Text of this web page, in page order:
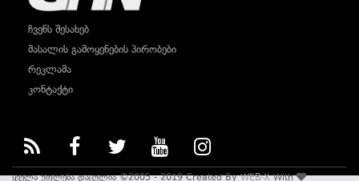
ჩვენს შესახებ
მასალის გამოყენების პირობები
რეკლამა
კონტაქტი
ყველა უფლება დაცულია ©2005 - 2019 Created ByWEB-XWith